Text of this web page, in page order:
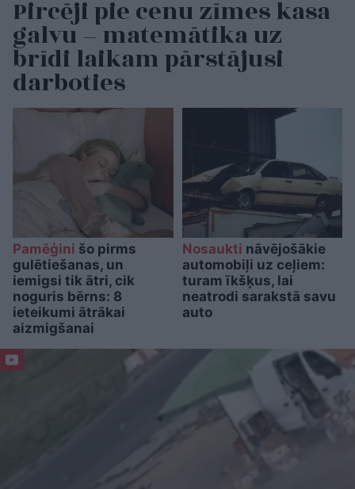
Pircēji pie cenu zīmes kasa
galvu – matemātika uz
brīdi laikam pārstājusi
darboties
Pamēģini šo pirms
gulētiešanas, un
iemigsi tik ātri, cik
noguris bērns: 8
ieteikumi ātrākai
aizmigšanai
Nosaukti nāvējošākie
automobiļi uz ceļiem:
turam īkšķus, lai
neatrodi sarakstā savu
auto